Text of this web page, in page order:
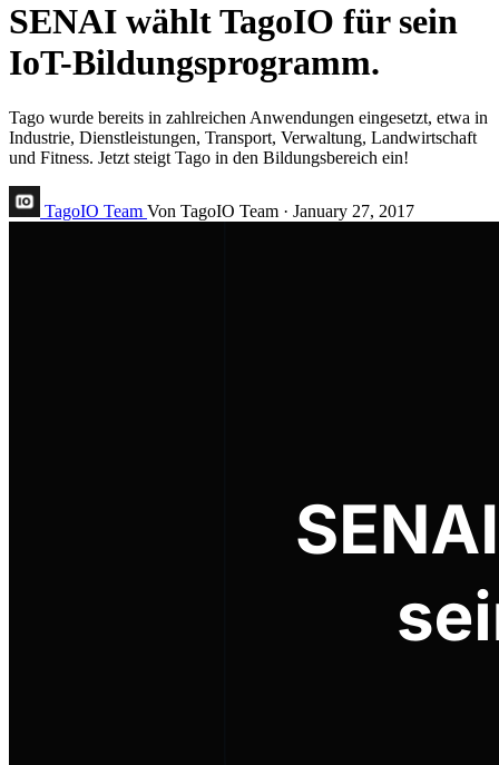
SENAI wählt TagoIO für sein
IoT-Bildungsprogramm.
Tago wurde bereits in zahlreichen Anwendungen eingesetzt, etwa in
Industrie, Dienstleistungen, Transport, Verwaltung, Landwirtschaft
und Fitness. Jetzt steigt Tago in den Bildungsbereich ein!
TagoIO Team Von TagoIO Team · January 27, 2017